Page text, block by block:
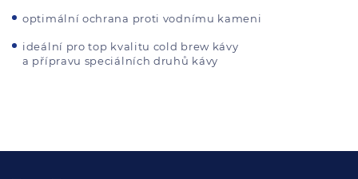
optimální ochrana proti vodnímu kameni
ideální pro top kvalitu cold brew kávy
a přípravu speciálních druhů kávy